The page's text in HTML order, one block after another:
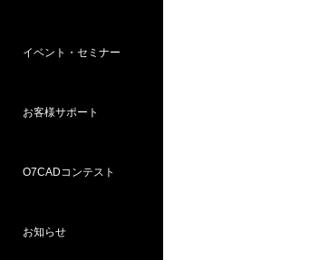
イベント・セミナー
お客様サポート
O7CADコンテスト
お知らせ